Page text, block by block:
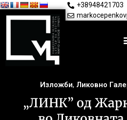
+38948421703
Изложби, Ликовно
„ЛИНК” од